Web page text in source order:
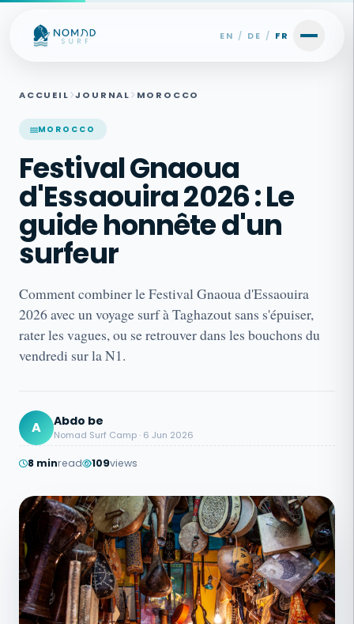
Skip to content
EN / DE / FR
ACCUEIL JOURNAL MOROCCO
MOROCCO
Festival Gnaoua
d'Essaouira 2026 : Le
guide honnête d'un
surfeur
Comment combiner le Festival Gnaoua d'Essaouira
2026 avec un voyage surf à Taghazout sans s'épuiser,
rater les vagues, ou se retrouver dans les bouchons du
vendredi sur la N1.
A Abdo be
Nomad Surf Camp · 6 Jun 2026
8 minread 109views